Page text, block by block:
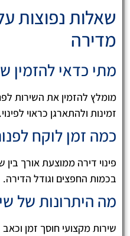
שאלות נפוצות
מדירה
מתי כדאי להזמין
מומלץ להזמין את השירות
זמינות ולהתארגן כראוי לפינוי.
כמה זמן לוקח
פינוי דירה ממוצעת אורך
בכמות החפצים וגודל הדירה.
מה היתרונות של
שירות מקצועי חוסך זמן